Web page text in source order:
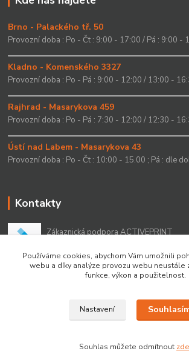
Brno - Palackého tř. 50
Provozní doba : Po - Čt : 9:00 - 17:00 / Pá : 9:00 -
Kladno - Komenského 3327
Provozní doba : Po - Pá : 9:00 - 12:00 / 13:00 -
Rajhrad - Masarykova 459
Provozní doba : Po - Pá : 7:30 - 12:00 / 12:30 -
Ústí nad Labem - Masarykova 43
Provozní doba : Po - Čt : 10:00 - 15.00 ; Pá : dle
Kontakty
Zákaznická podpora ACTIVEPRINT
info@activeprint.cz
Copyright 2022 © ActivePrint
Používáme cookies, abychom Vám umožnili
webu a díky analýze provozu webu neustále
funkce, výkon a použitelnost.
Nastavení
Souhlas můžete odmítnout zde